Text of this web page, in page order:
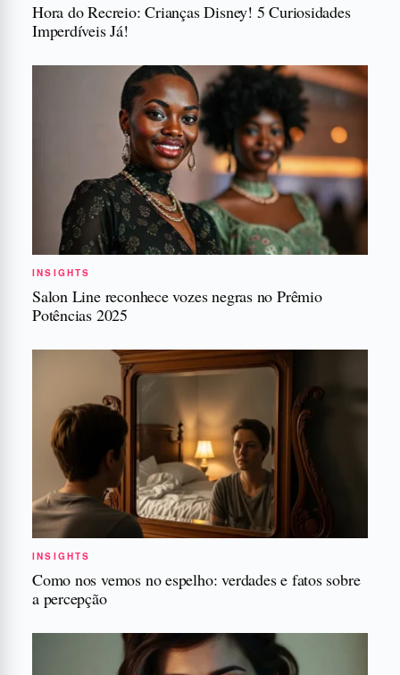
Hora do Recreio: Crianças Disney! 5 Curiosidades
Imperdíveis Já!
INSIGHTS
Salon Line reconhece vozes negras no Prêmio
Potências 2025
INSIGHTS
Como nos vemos no espelho: verdades e fatos sobre
a percepção